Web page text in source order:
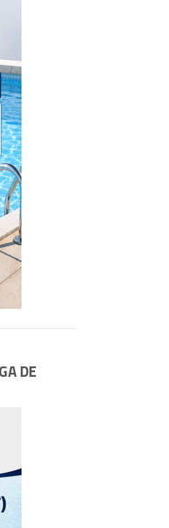
DE